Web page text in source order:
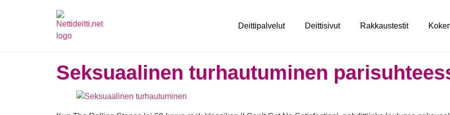
Deittipalvelut Deittisivut Rakkaustestit
Seksuaalinen turhautuminen